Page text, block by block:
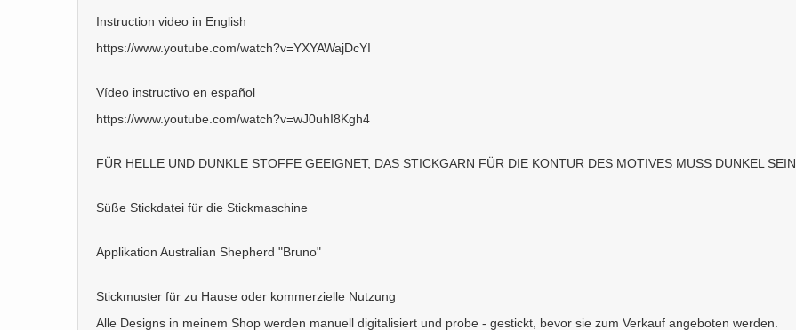
Instruction video in English
https://www.youtube.com/watch?v=YXYAWajDcYI
Vídeo instructivo en español
https://www.youtube.com/watch?v=wJ0uhI8Kgh4
FÜR HELLE UND DUNKLE STOFFE GEEIGNET, DAS STICKGARN FÜR DIE KONTUR DES MOTIVES MUSS DUNKEL SEIN
Süße Stickdatei für die Stickmaschine
Applikation Australian Shepherd "Bruno"
Stickmuster für zu Hause oder kommerzielle Nutzung
Alle Designs in meinem Shop werden manuell digitalisiert und probe - gestickt, bevor sie zum Verkauf angeboten werden.